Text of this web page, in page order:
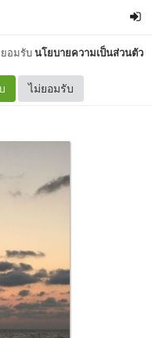
ยอมรับนโยบายความเป็นส่วนตัว
ไม่ยอมรับ